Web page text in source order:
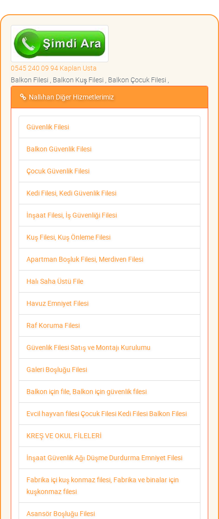
0545 240 09 94 Kaplan Usta
Balkon Filesi , Balkon Kuş Filesi , Balkon Çocuk Filesi ,
Nallıhan Diğer Hizmetlerimiz
Güvenlik Filesi
Balkon Güvenlik Filesi
Çocuk Güvenlik Filesi
Kedi Filesi, Kedi Güvenlik Filesi
İnşaat Filesi, İş Güvenliği Filesi
Kuş Filesi, Kuş Önleme Filesi
Apartman Boşluk Filesi, Merdiven Filesi
Halı Saha Üstü File
Havuz Emniyet Filesi
Raf Koruma Filesi
Güvenlik Filesi Satış ve Montajı Kurulumu
Galeri Boşluğu Filesi
Balkon için file, Balkon için güvenlik filesi
Evcil hayvan filesi Çocuk Filesi Kedi Filesi Balkon Filesi
KREŞ VE OKUL FİLELERİ
İnşaat Güvenlik Ağı Düşme Durdurma Emniyet Filesi
Fabrika içi kuş konmaz filesi, Fabrika ve binalar için
kuşkonmaz filesi
Asansör Boşluğu Filesi